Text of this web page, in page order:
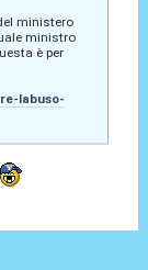
ministero
ministro
è per
labuso-